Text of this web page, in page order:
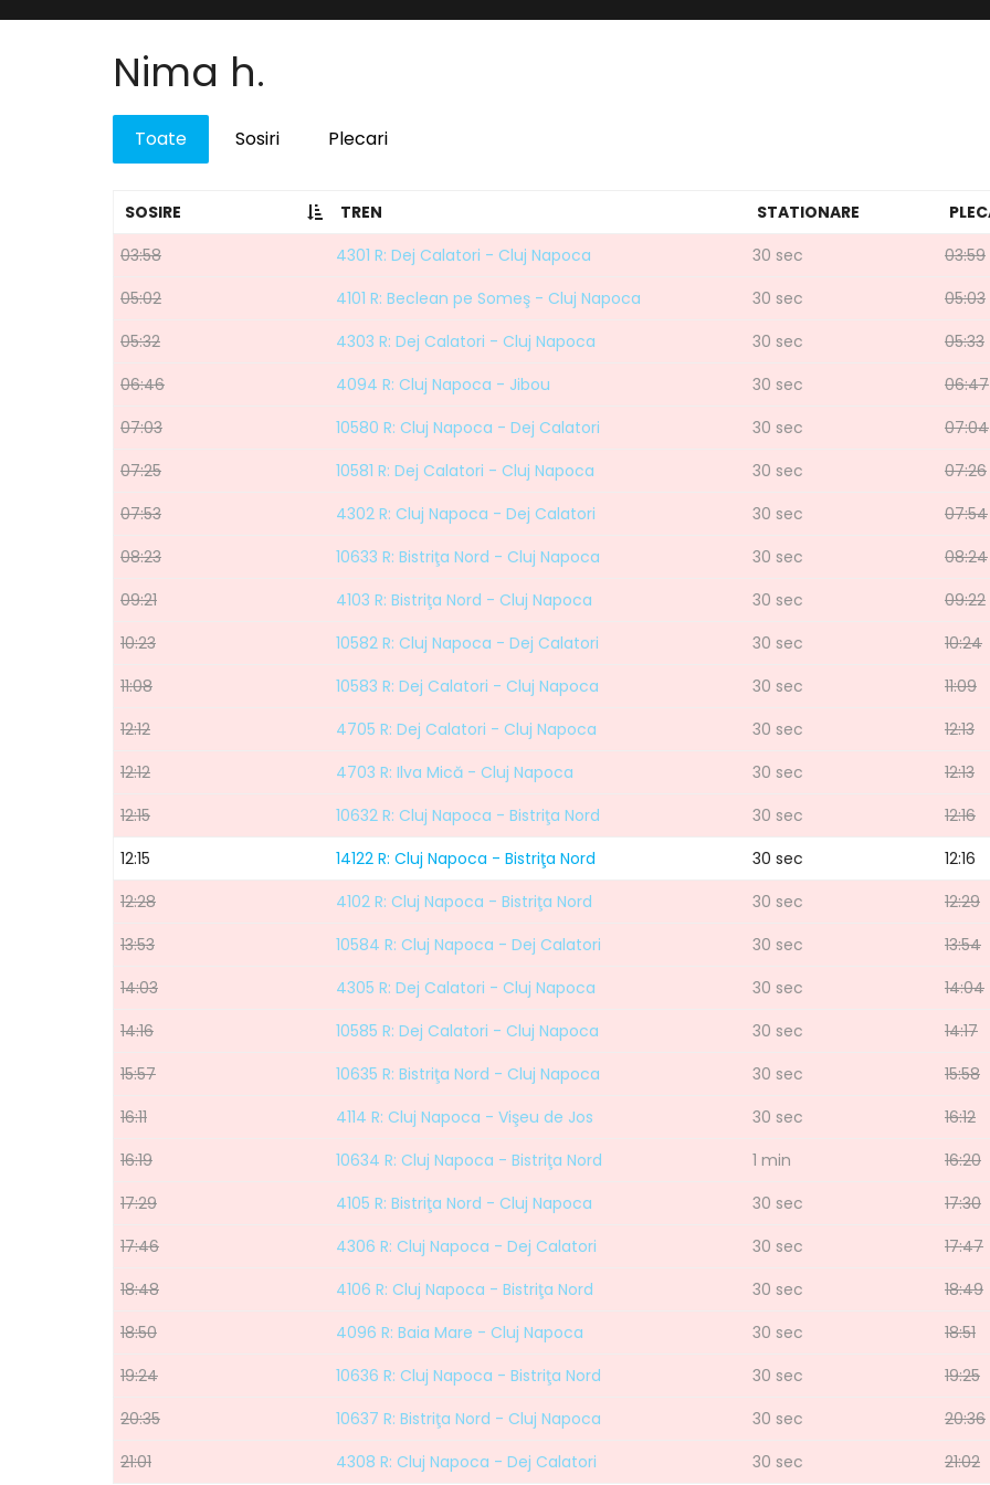
Nima h.
Toate Sosiri Plecari
SOSIRE TREN STATIONARE
03:58
4301 R: Dej Calatori - Cluj Napoca 30 sec
03:59
05:02
4101 R: Beclean pe Someş - Cluj Napoca 30 sec
05:03
05:32
4303 R: Dej Calatori - Cluj Napoca 30 sec
05:33
06:46
4094 R: Cluj Napoca - Jibou 30 sec
06:47
07:03
10580 R: Cluj Napoca - Dej Calatori 30 sec
07:04
07:25
10581 R: Dej Calatori - Cluj Napoca 30 sec
07:26
07:53
4302 R: Cluj Napoca - Dej Calatori 30 sec
07:54
08:23
10633 R: Bistriţa Nord - Cluj Napoca 30 sec
08:24
09:21
4103 R: Bistriţa Nord - Cluj Napoca 30 sec
09:22
10:23
10582 R: Cluj Napoca - Dej Calatori 30 sec
10:24
11:08
10583 R: Dej Calatori - Cluj Napoca 30 sec
11:09
12:12
4705 R: Dej Calatori - Cluj Napoca 30 sec
12:13
12:12
4703 R: Ilva Mică - Cluj Napoca 30 sec
12:13
12:15
10632 R: Cluj Napoca - Bistriţa Nord 30 sec
12:16
12:15
14122 R: Cluj Napoca - Bistriţa Nord 30 sec
12:16
12:28
4102 R: Cluj Napoca - Bistriţa Nord 30 sec
12:29
13:53
10584 R: Cluj Napoca - Dej Calatori 30 sec
13:54
14:03
4305 R: Dej Calatori - Cluj Napoca 30 sec
14:04
14:16
10585 R: Dej Calatori - Cluj Napoca 30 sec
14:17
15:57
10635 R: Bistriţa Nord - Cluj Napoca 30 sec
15:58
16:11
4114 R: Cluj Napoca - Vişeu de Jos 30 sec
16:12
16:19
10634 R: Cluj Napoca - Bistriţa Nord 1 min
16:20
17:29
4105 R: Bistriţa Nord - Cluj Napoca 30 sec
17:30
17:46
4306 R: Cluj Napoca - Dej Calatori 30 sec
17:47
18:48
4106 R: Cluj Napoca - Bistriţa Nord 30 sec
18:49
18:50
4096 R: Baia Mare - Cluj Napoca 30 sec
18:51
19:24
10636 R: Cluj Napoca - Bistriţa Nord 30 sec
19:25
20:35
10637 R: Bistriţa Nord - Cluj Napoca 30 sec
20:36
21:01
4308 R: Cluj Napoca - Dej Calatori 30 sec 21:02